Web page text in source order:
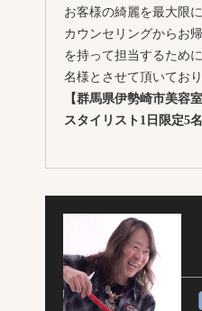
お客様の綺麗を最大限
カウンセリングからお
を持って担当するため
名様とさせて頂いており
【群馬県伊勢崎市美容
スタイリスト1日限定5